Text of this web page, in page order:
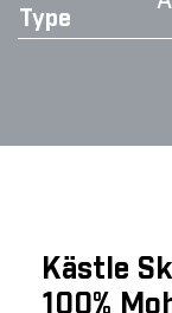
Type
Kästle
100%